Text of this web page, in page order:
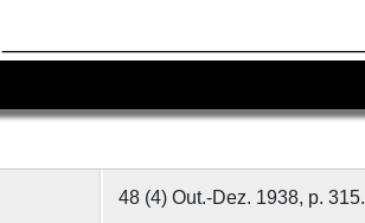
48 (4) Out.-Dez. 1938, p. 315.